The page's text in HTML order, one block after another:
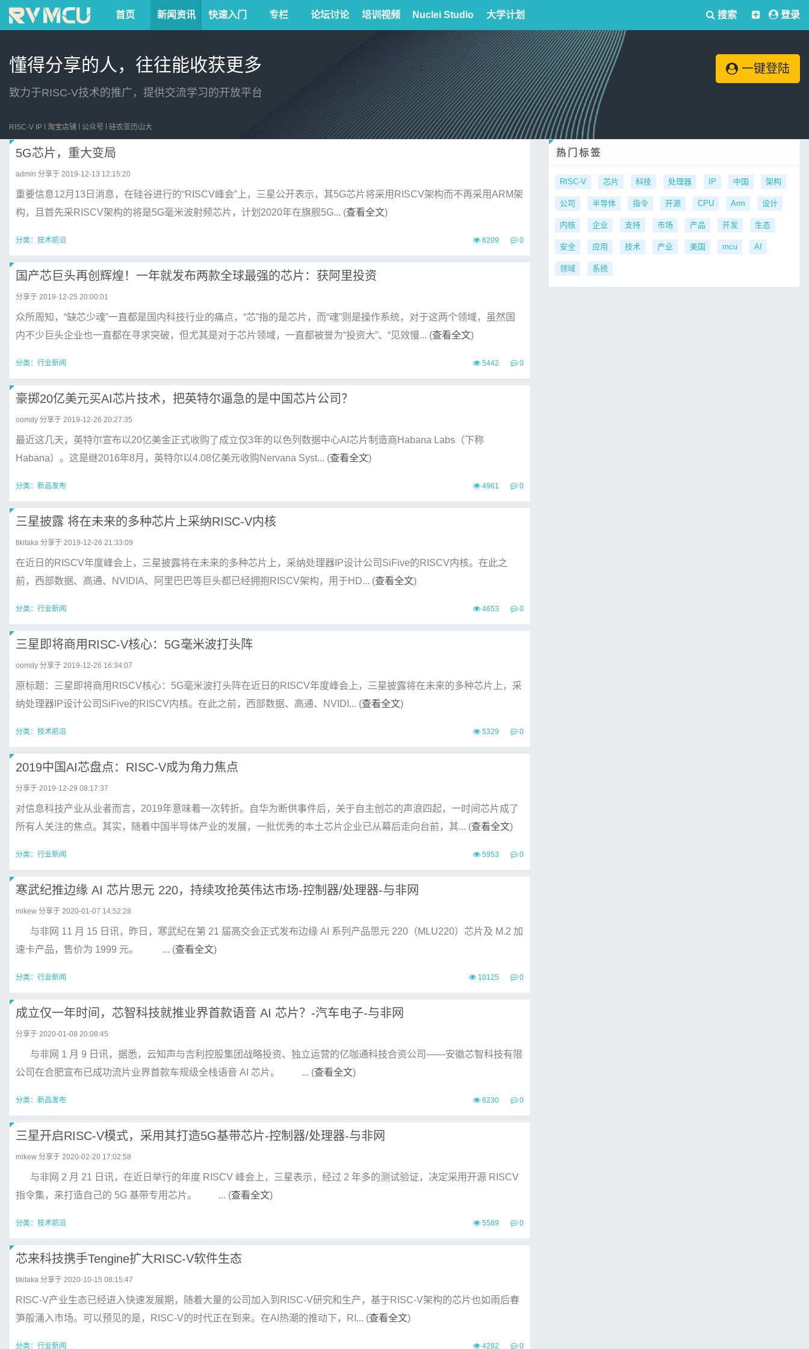
首页 新闻资讯 快速入门 专栏 论坛讨论 培训视频 Nuclei Studio 大学计划 搜索 登录
懂得分享的人，往往能收获更多
致力于RISC-V技术的推广，提供交流学习的开放平台
一键登陆
RISC-V IP 淘宝店铺 公众号 硅农亚历山大
5G芯片，重大变局
admin 分享于 2019-12-13 12:15:20
重要信息12月13日消息，在硅谷进行的“RISCV峰会”上，三星公开表示，其5G芯片将采用RISCV架构而不再采用ARM架
构，且首先采RISCV架构的将是5G毫米波射频芯片，计划2020年在旗舰5G... (查看全文)
分类： 技术前沿 6209 0
国产芯巨头再创辉煌！一年就发布两款全球最强的芯片：获阿里投资
分享于 2019-12-25 20:00:01
众所周知，“缺芯少魂”一直都是国内科技行业的痛点，“芯”指的是芯片，而“魂”则是操作系统，对于这两个领域，虽然国
内不少巨头企业也一直都在寻求突破，但尤其是对于芯片领域，一直都被誉为“投资大”、“见效慢... (查看全文)
分类： 行业新闻 5442 0
豪掷20亿美元买AI芯片技术，把英特尔逼急的是中国芯片公司？
oomdy 分享于 2019-12-26 20:27:35
最近这几天，英特尔宣布以20亿美金正式收购了成立仅3年的以色列数据中心AI芯片制造商Habana Labs（下称
Habana）。这是继2016年8月，英特尔以4.08亿美元收购Nervana Syst... (查看全文)
分类： 新品发布 4961 0
三星披露 将在未来的多种芯片上采纳RISC-V内核
tikitaka 分享于 2019-12-26 21:33:09
在近日的RISCV年度峰会上，三星披露将在未来的多种芯片上，采纳处理器IP设计公司SiFive的RISCV内核。在此之
前，西部数据、高通、NVIDIA、阿里巴巴等巨头都已经拥抱RISCV架构，用于HD... (查看全文)
分类： 行业新闻 4653 0
三星即将商用RISC-V核心：5G毫米波打头阵
oomdy 分享于 2019-12-26 16:34:07
原标题：三星即将商用RISCV核心：5G毫米波打头阵在近日的RISCV年度峰会上，三星披露将在未来的多种芯片上，采
纳处理器IP设计公司SiFive的RISCV内核。在此之前，西部数据、高通、NVIDI... (查看全文)
分类： 技术前沿 5329 0
2019中国AI芯盘点：RISC-V成为角力焦点
分享于 2019-12-29 08:17:37
对信息科技产业从业者而言，2019年意味着一次转折。自华为断供事件后，关于自主创芯的声浪四起，一时间芯片成了
所有人关注的焦点。其实，随着中国半导体产业的发展，一批优秀的本土芯片企业已从幕后走向台前，其... (查看全文)
分类： 行业新闻 5953 0
寒武纪推边缘 AI 芯片思元 220，持续攻抢英伟达市场-控制器/处理器-与非网
mikew 分享于 2020-01-07 14:52:28
与非网 11 月 15 日讯，昨日，寒武纪在第 21 届高交会正式发布边缘 AI 系列产品思元 220（MLU220）芯片及 M.2 加
速卡产品，售价为 1999 元。 ... (查看全文)
分类： 行业新闻 10125 0
成立仅一年时间，芯智科技就推业界首款语音 AI 芯片？-汽车电子-与非网
分享于 2020-01-08 20:08:45
与非网 1 月 9 日讯，据悉，云知声与吉利控股集团战略投资、独立运营的亿咖通科技合资公司——安徽芯智科技有限
公司在合肥宣布已成功流片业界首款车规级全栈语音 AI 芯片。 ... (查看全文)
分类： 新品发布 6230 0
三星开启RISC-V模式，采用其打造5G基带芯片-控制器/处理器-与非网
mikew 分享于 2020-02-20 17:02:58
与非网 2 月 21 日讯，在近日举行的年度 RISCV 峰会上，三星表示，经过 2 年多的测试验证，决定采用开源 RISCV
指令集，来打造自己的 5G 基带专用芯片。 ... (查看全文)
分类： 技术前沿 5589 0
芯来科技携手Tengine扩大RISC-V软件生态
tikitaka 分享于 2020-10-15 08:15:47
RISC-V产业生态已经进入快速发展期，随着大量的公司加入到RISC-V研究和生产，基于RISC-V架构的芯片也如雨后春
笋般涌入市场。可以预见的是，RISC-V的时代正在到来。在AI热潮的推动下，RI... (查看全文)
分类： 行业新闻 4282 0
热门标签
RISC-V 芯片 科技 处理器 IP 中国 架构
公司 半导体 指令 开源 CPU Arm 设计
内核 企业 支持 市场 产品 开发 生态
安全 应用 技术 产业 美国 mcu AI
领域 系统